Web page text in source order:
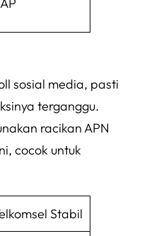
sosial media, pasti
terganggu.
racikan APN
cocok untuk
Stabil